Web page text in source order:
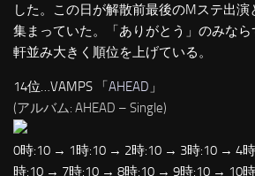
した。この日が解散前最後のMステ出
集まっていた。「ありがとう」のみな
軒並み大きく順位を上げている。
14位…VAMPS 「AHEAD 」
(アルバム: AHEAD – Single)
0時:10 → 1時:10 → 2時:10 → 3時:10 → 4
時:10 → 7時:10 → 8時:10 → 9時:10 → 10